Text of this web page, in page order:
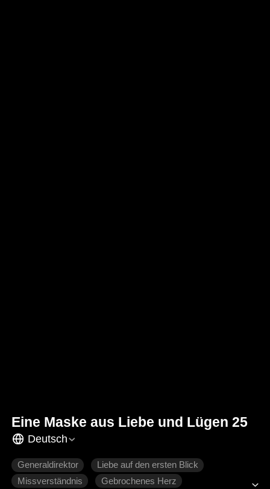
Eine Maske aus Liebe und Lügen 25
Deutsch
Generaldirektor
Liebe auf den ersten Blick
Missverständnis
Gebrochenes Herz